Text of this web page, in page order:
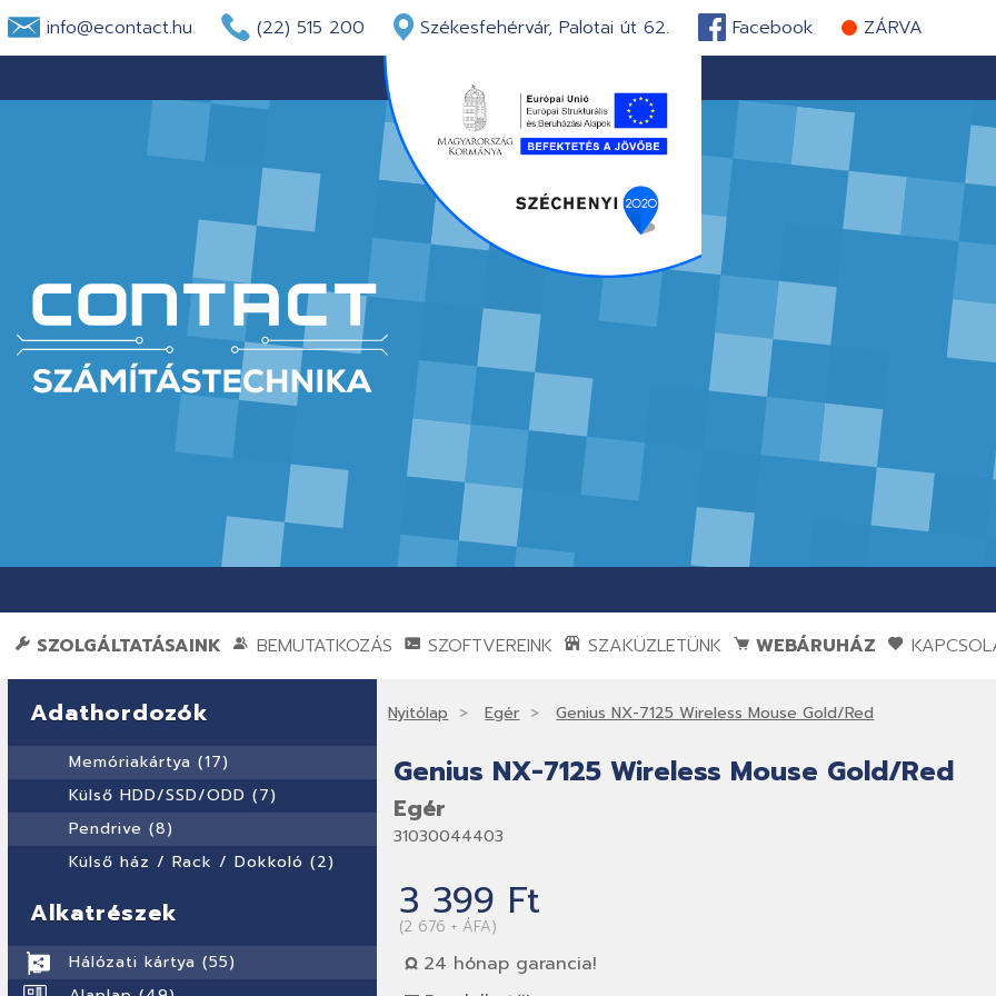
info@econtact.hu (22) 515 200 Székesfehérvár, Palotai út 62. Facebook ZÁRVA
SZOLGÁLTATÁSAINK BEMUTATKOZÁS SZOFTVEREINK SZAKÜZLETÜNK WEBÁRUHÁZ
Adathordozók
Memóriakártya (17)
Külső HDD/SSD/ODD (7)
Pendrive (8)
Külső ház / Rack / Dokkoló (2)
Alkatrészek
Hálózati kártya (55)
Nyitólap Egér Genius NX-7125 Wireless Mouse Gold/Red
Genius NX-7125 Wireless Mouse Gold/Red
Egér
31030044403
3 399 Ft
(2 676 + ÁFA)
24 hónap garancia!